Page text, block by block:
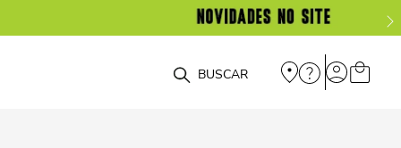
O que você está procurando?